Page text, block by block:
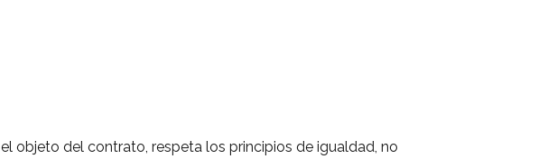
objeto del contrato, respeta los principios de igualdad, no